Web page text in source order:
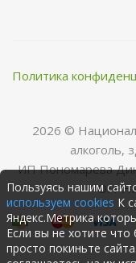
Политика
2026 ©
алкoгoль,
ИП Пономарева
Пользуясь нашим
используем cookies К
Яндекс.Метрика
Если вы не хотите
просто покиньте